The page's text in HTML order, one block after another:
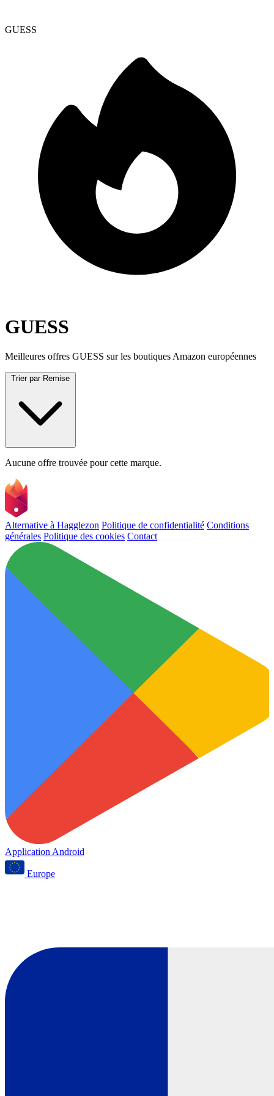
GUESS
GUESS
Meilleures offres GUESS sur les boutiques Amazon européennes
Trier par Remise
Aucune offre trouvée pour cette marque.
Alternative à Hagglezon Politique de confidentialité Conditions
générales Politique des cookies Contact
Application Android
Europe